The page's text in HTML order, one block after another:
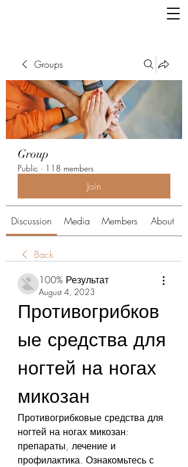
Groups
Group
Public · 118 members
Join
Discussion Media Members About
Back
100% Результат
August 4, 2023
Противогрибков
ые средства для
ногтей на ногах
микозан
Противогрибковые средства для
ногтей на ногах микозан:
препараты, лечение и
профилактика. Ознакомьтесь с